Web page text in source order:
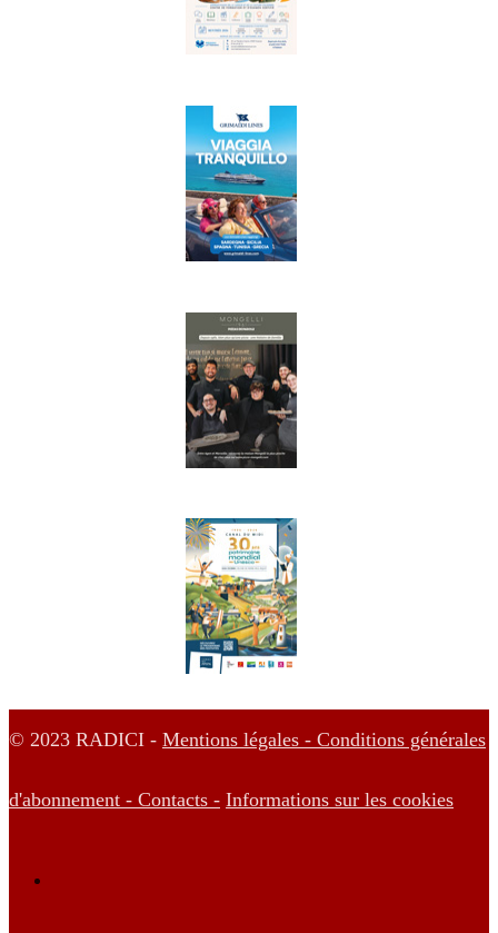
© 2023 RADICI - Mentions légales - Conditions générales
d'abonnement - Contacts - Informations sur les cookies